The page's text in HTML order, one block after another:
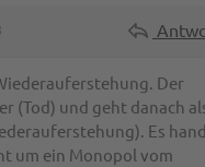
Der
(Tod) und geht danach
Es
um ein Monopol vom